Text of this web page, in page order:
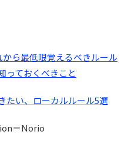
ら最低限覚えるべきルール
っておくべきこと
たい、ローカルルール5選
＝Norio